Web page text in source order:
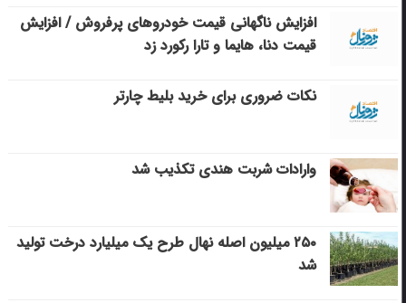
افزایش ناگهانی قیمت خودروهای پرفروش / افزایش
قیمت دنا، هایما و تارا رکورد زد
نکات ضروری برای خرید بلیط چارتر
وارادات شربت هندی تکذیب شد
۲۵۰ میلیون اصله نهال طرح یک میلیارد درخت تولید
شد